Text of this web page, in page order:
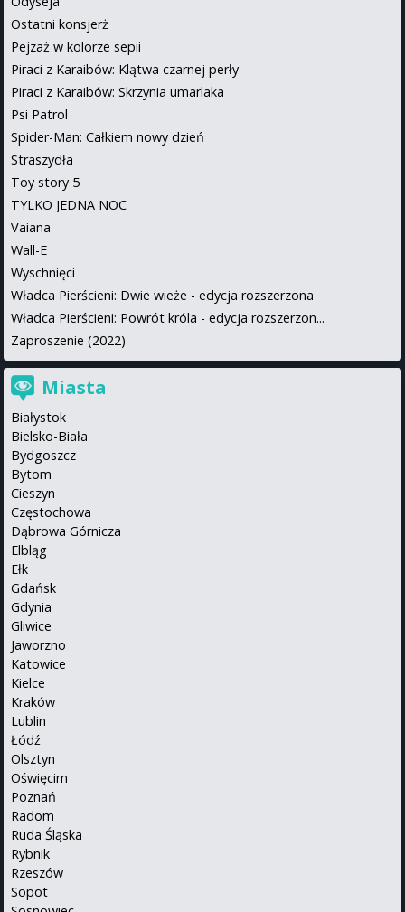
Ostatni konsjerż
Pejzaż w kolorze sepii
Piraci z Karaibów: Klątwa czarnej perły
Piraci z Karaibów: Skrzynia umarlaka
Psi Patrol
Spider-Man: Całkiem nowy dzień
Straszydła
Toy story 5
TYLKO JEDNA NOC
Vaiana
Wall-E
Wyschnięci
Władca Pierścieni: Dwie wieże - edycja rozszerzona
Władca Pierścieni: Powrót króla - edycja rozszerzon...
Zaproszenie (2022)
Miasta
Białystok
Bielsko-Biała
Bydgoszcz
Bytom
Cieszyn
Częstochowa
Dąbrowa Górnicza
Elbląg
Ełk
Gdańsk
Gdynia
Gliwice
Jaworzno
Katowice
Kielce
Kraków
Lublin
Łódź
Olsztyn
Oświęcim
Poznań
Radom
Ruda Śląska
Rybnik
Rzeszów
Sopot